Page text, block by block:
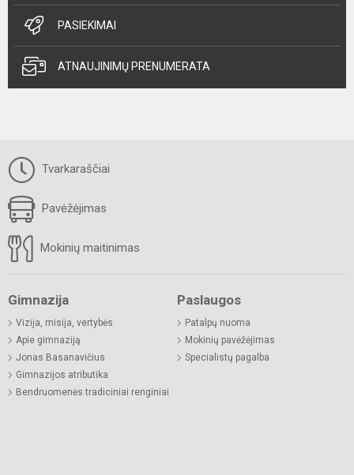
PASIEKIMAI
ATNAUJINIMŲ PRENUMERATA
Tvarkaraščiai
Pavėžėjimas
Mokinių maitinimas
Gimnazija
Vizija, misija, vertybės
Apie gimnaziją
Jonas Basanavičius
Gimnazijos atributika
Bendruomenės tradiciniai renginiai
Paslaugos
Patalpų nuoma
Mokinių pavėžėjimas
Specialistų pagalba